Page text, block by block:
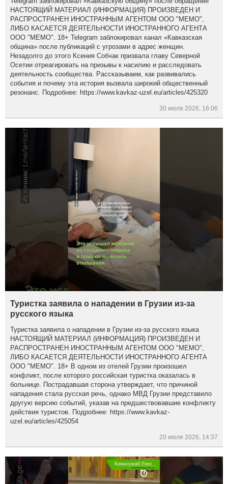
НАСТОЯЩИЙ МАТЕРИАЛ (ИНФОРМАЦИЯ) ПРОИЗВЕДЕН И
РАСПРОСТРАНЕН ИНОСТРАННЫМ АГЕНТОМ ООО "МЕМО",
ЛИБО КАСАЕТСЯ ДЕЯТЕЛЬНОСТИ ИНОСТРАННОГО АГЕНТА
ООО "МЕМО". 18+ Telegram заблокировал канал «Кавказская
община» после публикаций с угрозами в адрес женщин.
Незадолго до этого Ксения Собчак призвала главу Северной
Осетии отреагировать на призывы к насилию и расследовать
деятельность сообщества. Рассказываем, как развивались
события и почему эта история вызвала широкий общественный
резонанс. Подробнее: https://www.kavkaz-uzel.eu/articles/425320
30 июля 2026, 16:06
Туристка заявила о нападении в Грузии из-за
русского языка
Туристка заявила о нападении в Грузии из-за русского языка
НАСТОЯЩИЙ МАТЕРИАЛ (ИНФОРМАЦИЯ) ПРОИЗВЕДЕН И
РАСПРОСТРАНЕН ИНОСТРАННЫМ АГЕНТОМ ООО "МЕМО",
ЛИБО КАСАЕТСЯ ДЕЯТЕЛЬНОСТИ ИНОСТРАННОГО АГЕНТА
ООО "МЕМО". 18+ В одном из отелей Грузии произошел
конфликт, после которого российская туристка оказалась в
больнице. Пострадавшая сторона утверждает, что причиной
нападения стала русская речь, однако МВД Грузии представило
другую версию событий, указав на предшествовавшие конфликту
действия туристов. Подробнее: https://www.kavkaz-
uzel.eu/articles/425054
20 июля 2026, 14:37